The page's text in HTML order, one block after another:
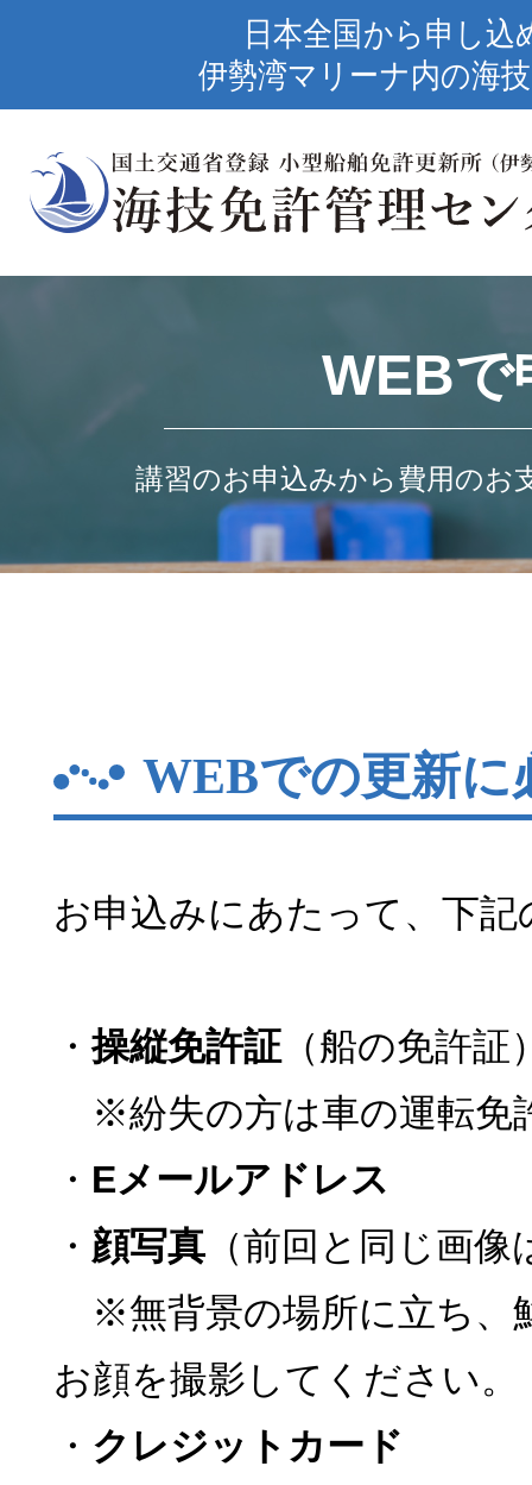
日本全国から申し
伊勢湾マリーナ内の海
WEBで
講習のお申込みから費用のお
WEBでの更新に
お申込みにあたって、下
・操縦免許証（船の免許証
※紛失の方は車の運転免
・ Eメールアドレス
・ 顔写真（前回と同じ画像
※無背景の場所に立ち、
お顔を撮影してください。
・ クレジットカード